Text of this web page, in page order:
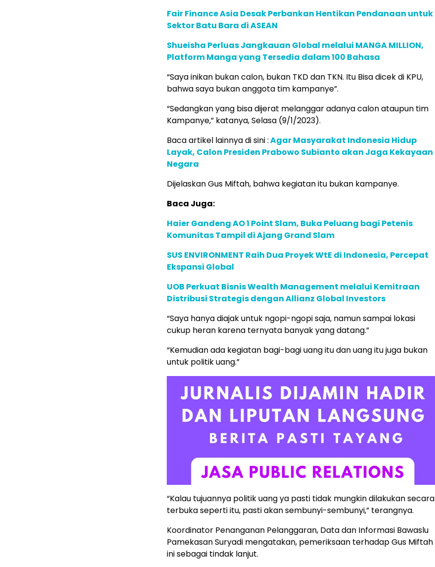
Fair Finance Asia Desak Perbankan Hentikan Pendanaan untuk
Sektor Batu Bara di ASEAN
Shueisha Perluas Jangkauan Global melalui MANGA MILLION,
Platform Manga yang Tersedia dalam 100 Bahasa
“Saya inikan bukan calon, bukan TKD dan TKN. Itu Bisa dicek di KPU,
bahwa saya bukan anggota tim kampanye”.
“Sedangkan yang bisa dijerat melanggar adanya calon ataupun tim
Kampanye,” katanya, Selasa (9/1/2023).
Baca artikel lainnya di sini :Agar Masyarakat Indonesia Hidup
Layak, Calon Presiden Prabowo Subianto akan Jaga Kekayaan
Negara
Dijelaskan Gus Miftah, bahwa kegiatan itu bukan kampanye.
Baca Juga:
Haier Gandeng AO 1 Point Slam, Buka Peluang bagi Petenis
Komunitas Tampil di Ajang Grand Slam
SUS ENVIRONMENT Raih Dua Proyek WtE di Indonesia, Percepat
Ekspansi Global
UOB Perkuat Bisnis Wealth Management melalui Kemitraan
Distribusi Strategis dengan Allianz Global Investors
“Saya hanya diajak untuk ngopi-ngopi saja, namun sampai lokasi
cukup heran karena ternyata banyak yang datang.”
“Kemudian ada kegiatan bagi-bagi uang itu dan uang itu juga bukan
untuk politik uang.”
“Kalau tujuannya politik uang ya pasti tidak mungkin dilakukan secara
terbuka seperti itu, pasti akan sembunyi-sembunyi,” terangnya.
Koordinator Penanganan Pelanggaran, Data dan Informasi Bawaslu
Pamekasan Suryadi mengatakan, pemeriksaan terhadap Gus Miftah
ini sebagai tindak lanjut.